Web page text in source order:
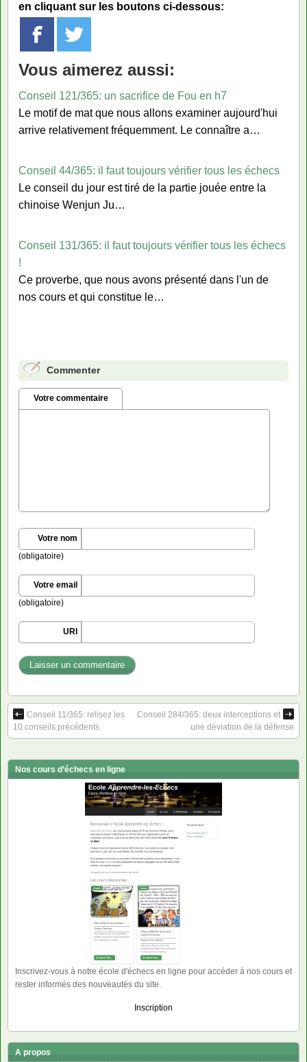
en cliquant sur les boutons ci-dessous:
Vous aimerez aussi:
Conseil 121/365: un sacrifice de Fou en h7
Le motif de mat que nous allons examiner aujourd'hui
arrive relativement fréquemment. Le connaître a…
Conseil 44/365: il faut toujours vérifier tous les échecs
Le conseil du jour est tiré de la partie jouée entre la
chinoise Wenjun Ju…
Conseil 131/365: il faut toujours vérifier tous les échecs
!
Ce proverbe, que nous avons présenté dans l'un de
nos cours et qui constitue le…
Commenter
Votre commentaire
Votre nom
(obligatoire)
Votre email
(obligatoire)
URI
Conseil 11/365: relisez les
10 conseils précédents
Conseil 284/365: deux interceptions et
une déviation de la défense
Nos cours d’échecs en ligne
Inscrivez-vous à notre école d'échecs en ligne pour accéder à nos cours et
rester informés des nouveautés du site.
Inscription
A propos